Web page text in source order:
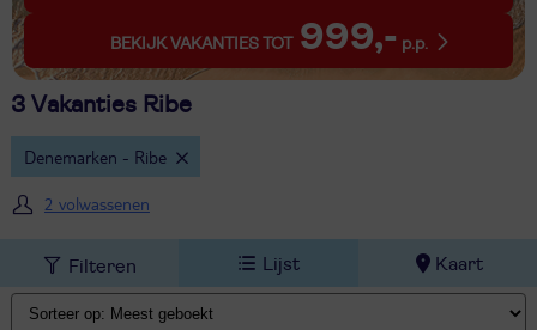
BEKIJK VAKANTIES TOT 999,- p.p.
3 Vakanties Ribe
Denemarken - Ribe
2 volwassenen
Filteren Lijst Kaart